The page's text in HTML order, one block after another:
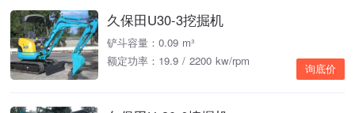
久保田U30-3挖掘机
铲斗容量：0.09 m³
额定功率：19.9 / 2200 kw/rpm
询底价